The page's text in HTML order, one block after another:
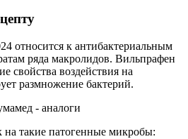
относится к антибактериальным
ряда макролидов. Вильпрафен
свойства воздействия на
размножение бактерий.
на такие патогенные микробы: